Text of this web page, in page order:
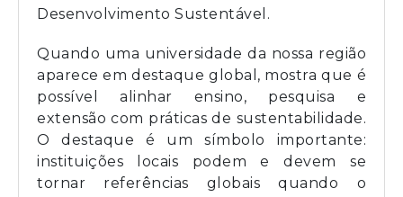
Desenvolvimento Sustentável.
Quando uma universidade da nossa região
aparece em destaque global, mostra que é
possível alinhar ensino, pesquisa e
extensão com práticas de sustentabilidade.
O destaque é um símbolo importante:
instituições locais podem e devem se
tornar referências globais quando o